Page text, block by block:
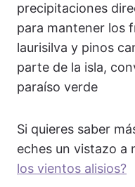
precipitaciones
para mantener los
laurisilva y pinos
parte de la isla,
paraíso verde
Si quieres saber
eches un vistazo a
los vientos alisios?